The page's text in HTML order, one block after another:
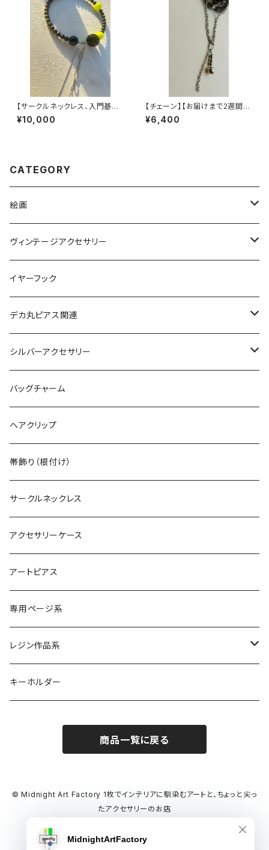
【サークルネックレス、入門基本
セット】ヴィンテージパーツで作
った丸型3wayネックレス【3股】
¥10,000
【チェーン】【お届けまで2週間ほ
どかかります】
¥6,400
CATEGORY
絵画
絵画ピアス
ヴィンテージアクセサリー
ヴィンテージネックレス
ヴィンテージピアス
ヴィンテージブレスレット
ヴィンテージピンバッジ
ヴィンテージリング
ヴィンテージイヤカフ
イヤーフック
デカ丸ピアス関連
限定カラー
常設カラー
デカマルチョーカー
デカ丸アートピアス
デカマルチョーカー
シルバーアクセサリー
シルバーリング
シルバーネックレス
シルバーブレスレット
バッグチャーム
ヘアクリップ
帯飾り（根付け）
サークルネックレス
アクセサリーケース
アートピアス
専用ページ系
レジン作品系
レジンリング
レジンネックレス
デカマルチョーカー
キーホルダー
商品一覧に戻る
© Midnight Art Factory 1枚でインテリアに馴染むアートと、ちょっと尖っ
たアクセサリーのお店